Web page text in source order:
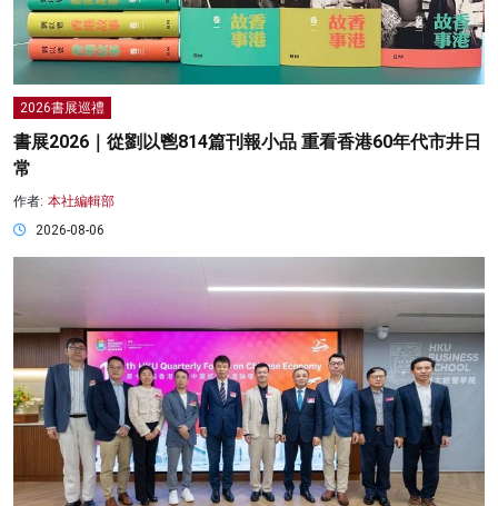
2026書展巡禮
書展2026｜從劉以鬯814篇刊報小品 重看香港60年代市井日
常
作者: 本社編輯部
2026-08-06